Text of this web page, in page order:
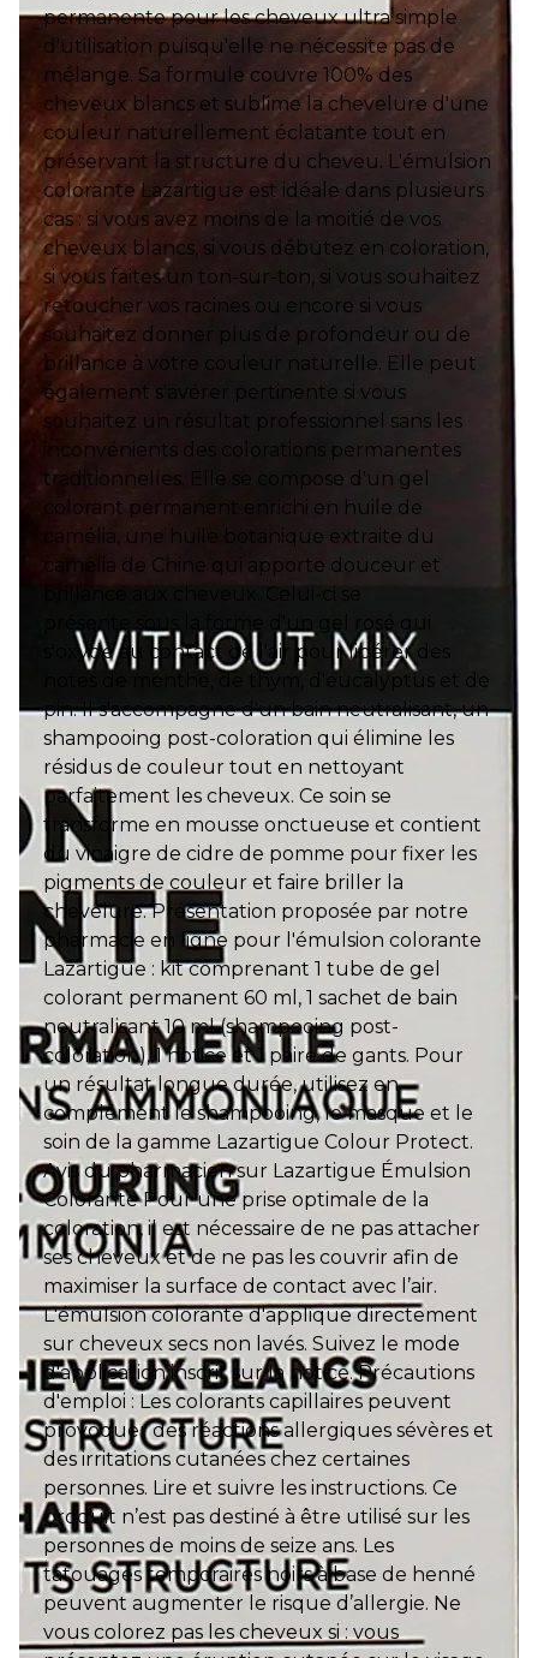
permanente pour les cheveux ultra simple
d'utilisation puisqu'elle ne nécessite pas de
mélange. Sa formule couvre 100% des
cheveux blancs et sublime la chevelure d'une
couleur naturellement éclatante tout en
préservant la structure du cheveu. L'émulsion
colorante Lazartigue est idéale dans plusieurs
cas : si vous avez moins de la moitié de vos
cheveux blancs, si vous débutez en coloration,
si vous faites un ton-sur-ton, si vous souhaitez
retoucher vos racines ou encore si vous
souhaitez donner plus de profondeur ou de
brillance à votre couleur naturelle. Elle peut
également s'avérer pertinente si​ vous
souhaitez un résultat professionnel sans les
inconvénients des colorations permanentes
traditionnelles. Elle se compose d'un gel
colorant permanent enrichi en huile de
camélia, une huile botanique extraite du
camélia de Chine qui apporte douceur et
brillance aux cheveux. Celui-ci se
présente sous la forme d'un gel rosé qui
s'oxyde au contact de l'air pour libérer des
notes de menthe, de thym, d'eucalyptus et de
pin. Il s'accompagne d'un bain neutralisant, un
shampooing post-coloration qui élimine les
résidus de couleur tout en nettoyant
parfaitement les cheveux. Ce soin se
transforme en mousse onctueuse et contient
du vinaigre de cidre de pomme pour fixer les
pigments de couleur et faire briller la
chevelure. Présentation proposée par notre
pharmacie en ligne pour l'émulsion colorante
Lazartigue : kit comprenant 1 tube de gel
colorant permanent 60 ml, 1 sachet de bain
neutralisant 10 ml (shampooing post-
coloration), 1 notice et 1 paire de gants. Pour
un résultat longue durée, utilisez en
complément le shampooing, le masque et le
soin de la gamme Lazartigue Colour Protect.
Avis du pharmacien sur Lazartigue Émulsion
Colorante Pour une prise optimale de la
coloration, il est nécessaire de ne pas attacher
ses cheveux et de ne pas les couvrir afin de
maximiser la surface de contact avec l’air.
L'émulsion colorante d'applique directement
sur cheveux secs non lavés. Suivez le mode
d'application inscrit sur la notice. Précautions
d'emploi : Les colorants capillaires peuvent
provoquer des réactions allergiques sévères et
des irritations cutanées chez certaines
personnes. Lire et suivre les instructions. Ce
produit n’est pas destiné à être utilisé sur les
personnes de moins de seize ans. Les
tatouages temporaires noirs à base de henné
peuvent augmenter le risque d’allergie. Ne
vous colorez pas les cheveux si : vous